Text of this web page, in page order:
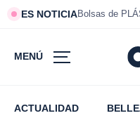
ES NOTICIABolsas de
MENÚ
ACTUALIDAD